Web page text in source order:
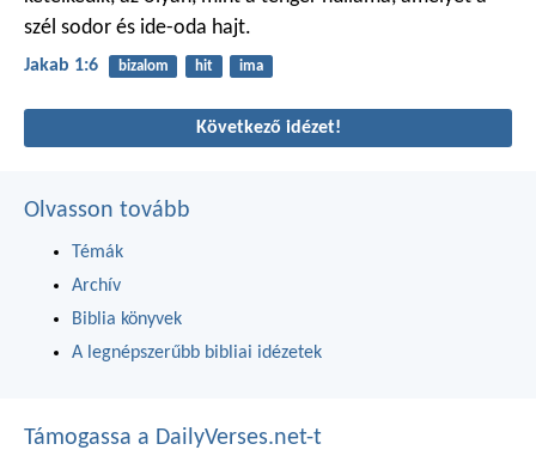
szél sodor és ide-oda hajt.
Jakab 1:6 bizalom hit ima
Következő idézet!
Olvasson tovább
Témák
Archív
Biblia könyvek
A legnépszerűbb bibliai idézetek
Támogassa a DailyVerses.net-t